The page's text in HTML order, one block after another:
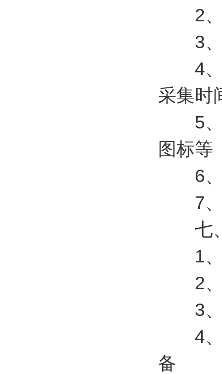
2、
3、
4、
采集时
5、
图标等
6、
7、
七、
1、
2、
3、
4、
备